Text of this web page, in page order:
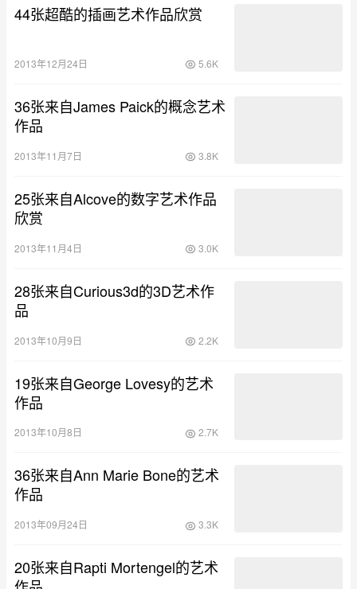
44张超酷的插画艺术作品欣赏
2013年12月24日 5.6K
36张来自James Paick的概念艺术
作品
2013年11月7日 3.8K
25张来自Alcove的数字艺术作品
欣赏
2013年11月4日 3.0K
28张来自Curious3d的3D艺术作
品
2013年10月9日 2.2K
19张来自George Lovesy的艺术
作品
2013年10月8日 2.7K
36张来自Ann Marie Bone的艺术
作品
2013年09月24日 3.3K
20张来自Rapti Mortengel的艺术